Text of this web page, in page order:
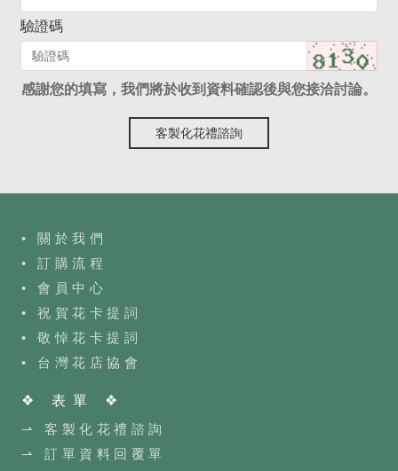
驗證碼
感謝您的填寫，我們將於收到資料確認後與您接洽討論。
客製化花禮諮詢
• 關於我們
• 訂購流程
• 會員中心
• 祝賀花卡提詞
• 敬悼花卡提詞
• 台灣花店協會
❖ 表單 ❖
⇀ 客製化花禮諮詢
⇀ 訂單資料回覆單